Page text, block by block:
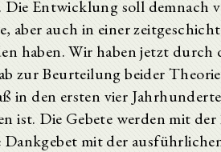
. Die Entwicklung soll demnach
aber auch in einer
haben. Wir haben jetzt
zur Beurteilung beider
in den ersten vier
ist. Die Gebete werden mit
Dankgebet mit der